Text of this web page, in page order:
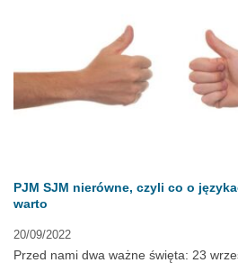
PJM SJM nierówne, czyli co o
warto
20/09/2022
Przed nami dwa ważne święta: 23